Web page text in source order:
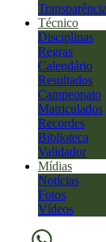
Transparência
Técnico
Disciplinas
Regras
Calendário
Resultados
Campeonato
Matriculados
Recordes
Biblioteca
Validador
Mídias
Notícias
Fotos
Vídeos